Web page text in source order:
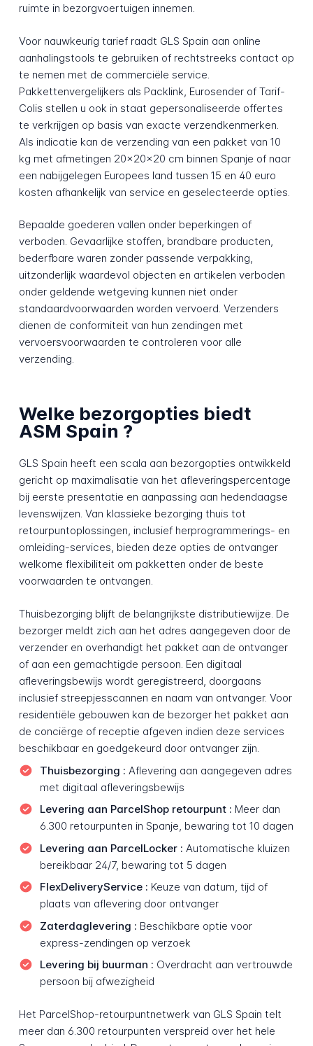
ruimte in bezorgvoertuigen innemen.
Voor nauwkeurig tarief raadt GLS Spain aan online
aanhalingstools te gebruiken of rechtstreeks contact op
te nemen met de commerciële service.
Pakkettenvergelijkers als Packlink, Eurosender of Tarif-
Colis stellen u ook in staat gepersonaliseerde offertes
te verkrijgen op basis van exacte verzendkenmerken.
Als indicatie kan de verzending van een pakket van 10
kg met afmetingen 20x20x20 cm binnen Spanje of naar
een nabijgelegen Europees land tussen 15 en 40 euro
kosten afhankelijk van service en geselecteerde opties.
Bepaalde goederen vallen onder beperkingen of
verboden. Gevaarlijke stoffen, brandbare producten,
bederfbare waren zonder passende verpakking,
uitzonderlijk waardevol objecten en artikelen verboden
onder geldende wetgeving kunnen niet onder
standaardvoorwaarden worden vervoerd. Verzenders
dienen de conformiteit van hun zendingen met
vervoersvoorwaarden te controleren voor alle
verzending.
Welke bezorgopties biedt
ASM Spain ?
GLS Spain heeft een scala aan bezorgopties ontwikkeld
gericht op maximalisatie van het afleveringspercentage
bij eerste presentatie en aanpassing aan hedendaagse
levenswijzen. Van klassieke bezorging thuis tot
retourpuntoplossingen, inclusief herprogrammerings- en
omleiding-services, bieden deze opties de ontvanger
welkome flexibiliteit om pakketten onder de beste
voorwaarden te ontvangen.
Thuisbezorging blijft de belangrijkste distributiewijze. De
bezorger meldt zich aan het adres aangegeven door de
verzender en overhandigt het pakket aan de ontvanger
of aan een gemachtigde persoon. Een digitaal
afleveringsbewijs wordt geregistreerd, doorgaans
inclusief streepjesscannen en naam van ontvanger. Voor
residentiële gebouwen kan de bezorger het pakket aan
de conciërge of receptie afgeven indien deze services
beschikbaar en goedgekeurd door ontvanger zijn.
Thuisbezorging : Aflevering aan aangegeven adres
met digitaal afleveringsbewijs
Levering aan ParcelShop retourpunt : Meer dan
6.300 retourpunten in Spanje, bewaring tot 10 dagen
Levering aan ParcelLocker : Automatische kluizen
bereikbaar 24/7, bewaring tot 5 dagen
FlexDeliveryService : Keuze van datum, tijd of
plaats van aflevering door ontvanger
Zaterdaglevering : Beschikbare optie voor
express-zendingen op verzoek
Levering bij buurman : Overdracht aan vertrouwde
persoon bij afwezigheid
Het ParcelShop-retourpuntnetwerk van GLS Spain telt
meer dan 6.300 retourpunten verspreid over het hele